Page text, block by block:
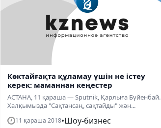
Көктайғақта құламау үшін не істеу
керек: маманнан кеңестер
АСТАНА, 11 қараша — Sputnik, Қарлыға Бүйенбай.
Халқымызда "Сақтансаң, сақтайды" жән...
11 қараша 2018•Шоу-бизнес